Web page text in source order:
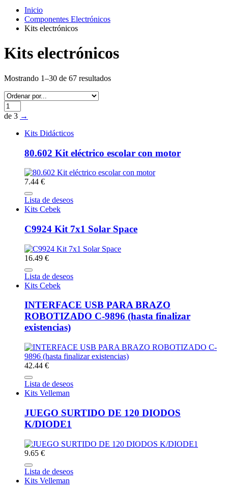
Inicio
Componentes Electrónicos
Kits electrónicos
Kits electrónicos
Mostrando 1–30 de 67 resultados
de 3 →
Kits Didácticos
80.602 Kit eléctrico escolar con motor
7.44 €
Lista de deseos
Kits Cebek
C9924 Kit 7x1 Solar Space
16.49 €
Lista de deseos
Kits Cebek
INTERFACE USB PARA BRAZO
ROBOTIZADO C-9896 (hasta finalizar
existencias)
42.44 €
Lista de deseos
Kits Velleman
JUEGO SURTIDO DE 120 DIODOS
K/DIODE1
9.65 €
Lista de deseos
Kits Velleman